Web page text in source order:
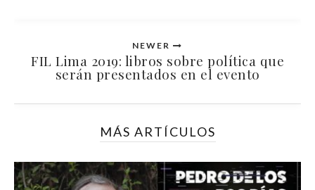
NEWER
FIL Lima 2019: libros sobre política que
serán presentados en el evento
MÁS ARTÍCULOS